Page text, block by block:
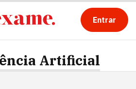
Entrar
Artificial